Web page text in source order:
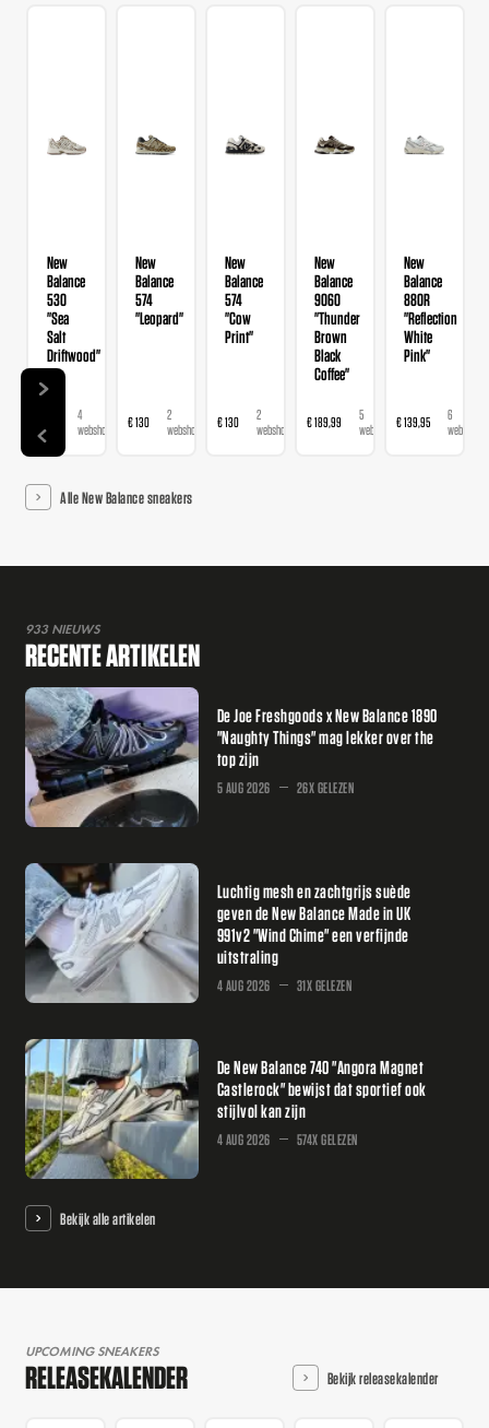
New
Balance
530
"Sea
Salt
Driftwood"
4
webshops
New
Balance
574
"Leopard"
€ 130
2
webshops
New
Balance
574
"Cow
Print"
€ 130
2
webshops
New
Balance
9060
"Thunder
Brown
Black
Coffee"
€ 189,99
5
webshops
New
Balance
880R
"Reflection
White
Pink"
€ 139,95
6
webshops
Alle New Balance sneakers
933 NIEUWS
RECENTE ARTIKELEN
De Joe Freshgoods x New Balance 1890
"Naughty Things" mag lekker over the
top zijn
5 AUG 2026 26X GELEZEN
Luchtig mesh en zachtgrijs suède
geven de New Balance Made in UK
991v2 "Wind Chime" een verfijnde
uitstraling
4 AUG 2026 31X GELEZEN
De New Balance 740 "Angora Magnet
Castlerock" bewijst dat sportief ook
stijlvol kan zijn
4 AUG 2026 574X GELEZEN
Bekijk alle artikelen
UPCOMING SNEAKERS
RELEASEKALENDER Bekijk releasekalender